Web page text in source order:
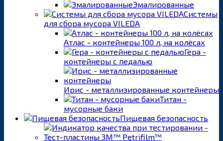
Эмалированные
Системы
для сбора мусора VILEDA
Атлас - контейнеры 100 л, на колёсах
Гера -
контейнеры с педалью
Ирис - металлизированные контейнеры
Титан -
мусорные баки
Пищевая безопасность